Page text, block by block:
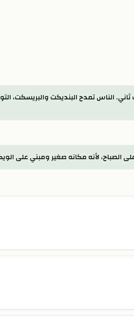
الناس تمدح البنديكت والبريسكت،
لأنه مكانه صغير ومبني على